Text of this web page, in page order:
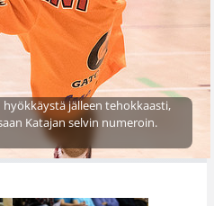
jälleen tehokkaasti,
Katajan selvin numeroin.